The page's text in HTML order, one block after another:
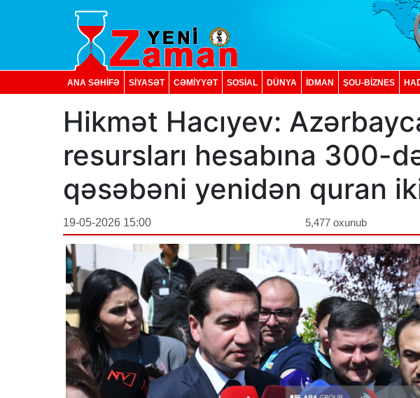
ANA SƏHİFƏ SİYASƏT CƏMİYYƏT SOSIAL DÜNYA İDMAN ŞOU-BİZNES
Hikmət Hacıyev:
resursları hesabına 300-
qəsəbəni yenidən quran
19-05-2026 15:00 5,477 oxunub